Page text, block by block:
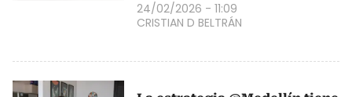
24/02/2026 - 11:09
CRISTIAN D BELTRÁN